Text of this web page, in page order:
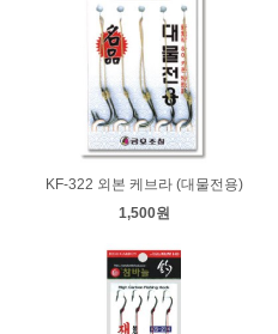
KF-322 외본 케브라 (대물전용)
1,500원